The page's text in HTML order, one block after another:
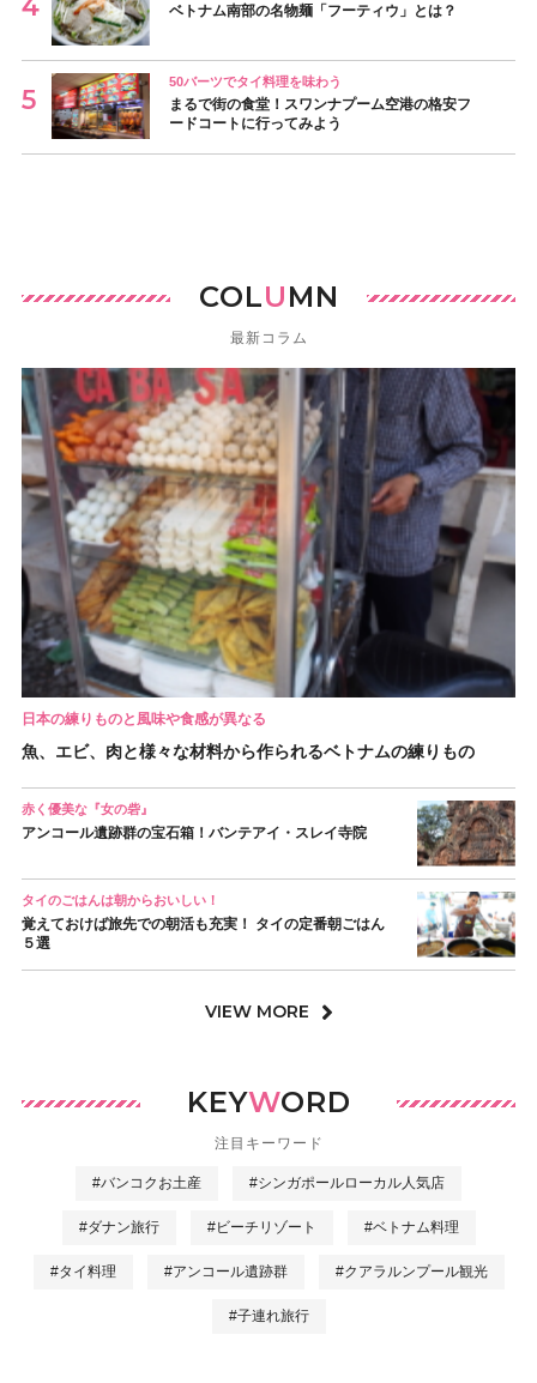
ベトナム南部の名物麺「フーティウ」とは？
50バーツでタイ料理を味わう
まるで街の食堂！スワンナプーム空港の格安フ
ードコートに行ってみよう
COLUMN
最新コラム
日本の練りものと風味や食感が異なる
魚、エビ、肉と様々な材料から作られるベトナムの練りもの
赤く優美な『女の砦』
アンコール遺跡群の宝石箱！バンテアイ・スレイ寺院
タイのごはんは朝からおいしい！
覚えておけば旅先での朝活も充実！ タイの定番朝ごはん
５選
VIEW MORE
KEYWORD
注目キーワード
#バンコクお土産 #シンガポールローカル人気店
#ダナン旅行 #ビーチリゾート #ベトナム料理
#タイ料理 #アンコール遺跡群 #クアラルンプール観光
#子連れ旅行